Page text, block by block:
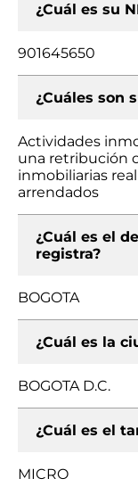
¿Cuál es su
901645650
¿Cuáles son
Actividades
una retribución
inmobiliarias
arrendados
¿Cuál es el
registra?
BOGOTA
¿Cuál es la
BOGOTA D.C.
¿Cuál es el
MICRO